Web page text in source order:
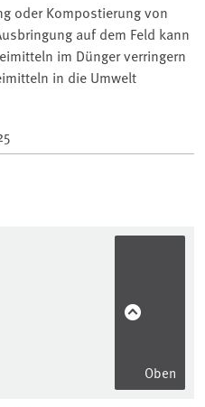
oder Kompostierung von
auf dem Feld kann
im Dünger verringern
in die Umwelt
Oben